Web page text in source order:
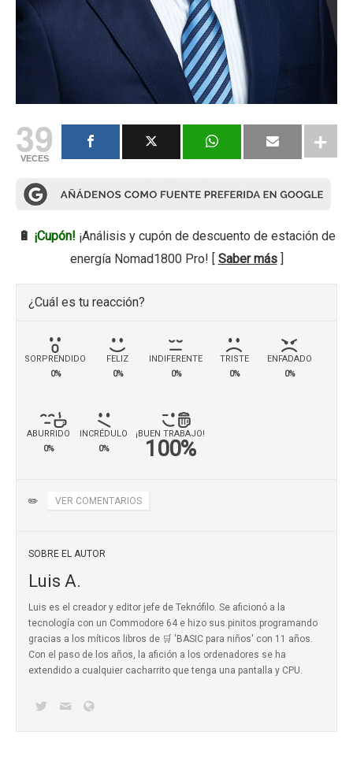
39
VECES
🔋 ¡Cupón! ¡Análisis y cupón de descuento de estación de
energía Nomad1800 Pro! [ Saber más]
¿Cuál es tu reacción?
SORPRENDIDO
0%
FELIZ
0%
INDIFERENTE
0%
TRISTE
0%
ENFADADO
0%
ABURRIDO
0%
INCRÉDULO
0%
¡BUEN TRABAJO!
100%
✏️ VER COMENTARIOS
SOBRE EL AUTOR
Luis A.
Luis es el creador y editor jefe de Teknófilo. Se aficionó a la
tecnología con un Commodore 64 e hizo sus pinitos programando
gracias a los míticos libros de 🛒 'BASIC para niños' con 11 años.
Con el paso de los años, la afición a los ordenadores se ha
extendido a cualquier cacharrito que tenga una pantalla y CPU.